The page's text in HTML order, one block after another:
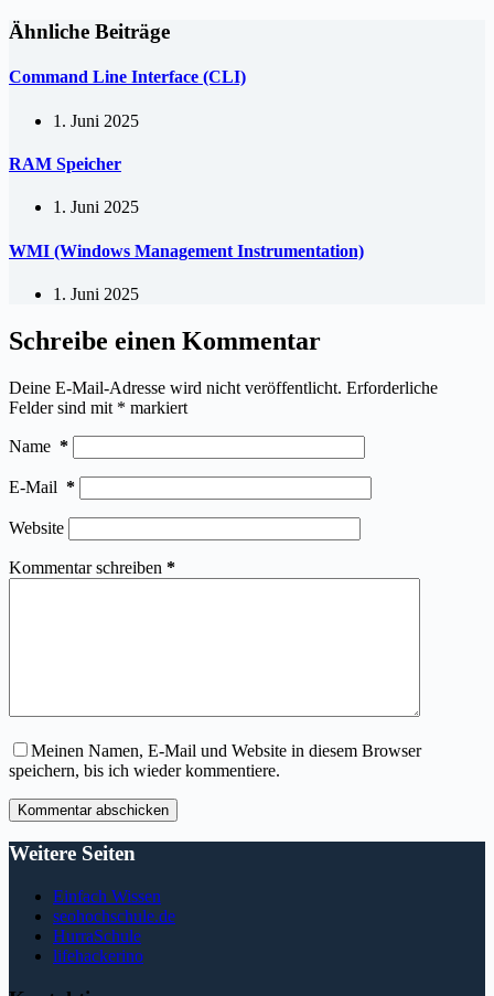
Ähnliche Beiträge
Command Line Interface (CLI)
1. Juni 2025
RAM Speicher
1. Juni 2025
WMI (Windows Management Instrumentation)
1. Juni 2025
Schreibe einen Kommentar
Deine E-Mail-Adresse wird nicht veröffentlicht. Erforderliche
Felder sind mit * markiert
Name *
E-Mail *
Website
Kommentar schreiben *
Meinen Namen, E-Mail und Website in diesem Browser
speichern, bis ich wieder kommentiere.
Kommentar abschicken
Weitere Seiten
Einfach Wissen
seohochschule.de
HurraSchule
lifehackerino